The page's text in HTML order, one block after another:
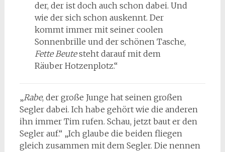
der, der ist doch auch schon dabei. Und
wie der sich schon auskennt. Der
kommt immer mit seiner coolen
Sonnenbrille und der schönen Tasche,
Fette Beutesteht darauf mit dem
Räuber Hotzenplotz.“
„Rabe, der große Junge hat seinen großen
Segler dabei. Ich habe gehört wie die anderen
ihn immer Tim rufen. Schau, jetzt baut er den
Segler auf.“ „Ich glaube die beiden fliegen
gleich zusammen mit dem Segler. Die nennen